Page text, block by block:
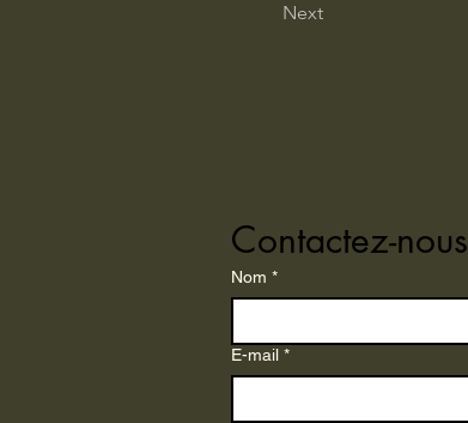
Next
Contactez-nous
Nom *
E-mail *